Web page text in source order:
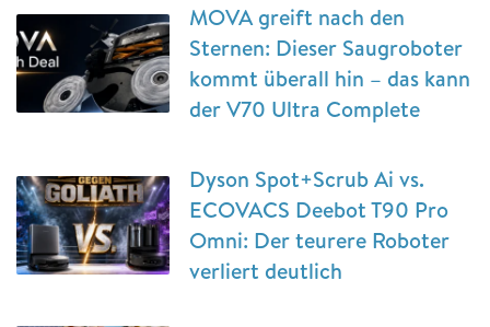
MOVA greift nach den
Sternen: Dieser Saugroboter
kommt überall hin – das kann
der V70 Ultra Complete
Dyson Spot+Scrub Ai vs.
ECOVACS Deebot T90 Pro
Omni: Der teurere Roboter
verliert deutlich